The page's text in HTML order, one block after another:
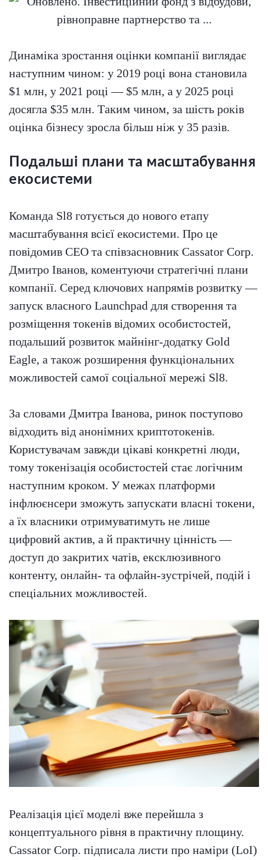
Динаміка зростання оцінки компанії виглядає
наступним чином: у 2019 році вона становила
$1 млн, у 2021 році — $5 млн, а у 2025 році
досягла $35 млн. Таким чином, за шість років
оцінка бізнесу зросла більш ніж у 35 разів.
Подальші плани та масштабування
екосистеми
Команда Sl8 готується до нового етапу
масштабування всієї екосистеми. Про це
повідомив CEO та співзасновник Cassator Corp.
Дмитро Іванов, коментуючи стратегічні плани
компанії. Серед ключових напрямів розвитку —
запуск власного Launchpad для створення та
розміщення токенів відомих особистостей,
подальший розвиток майнінг-додатку Gold
Eagle, а також розширення функціональних
можливостей самої соціальної мережі Sl8.
За словами Дмитра Іванова, ринок поступово
відходить від анонімних криптотокенів.
Користувачам завжди цікаві конкретні люди,
тому токенізація особистостей стає логічним
наступним кроком. У межах платформи
інфлюєнсери зможуть запускати власні токени,
а їх власники отримуватимуть не лише
цифровий актив, а й практичну цінність —
доступ до закритих чатів, ексклюзивного
контенту, онлайн- та офлайн-зустрічей, подій і
спеціальних можливостей.
Реалізація цієї моделі вже перейшла з
концептуального рівня в практичну площину.
Cassator Corp. підписала листи про наміри (LoI)